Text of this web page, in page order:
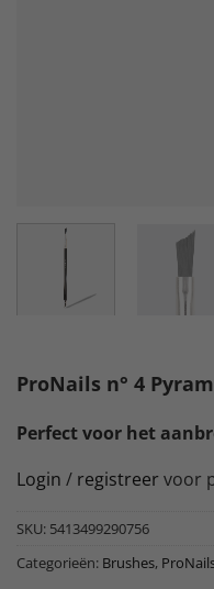
ProNails n° 4
Perfect voor het
Login / registreer voor
SKU: 5413499290756
Categorieën: Brushes,